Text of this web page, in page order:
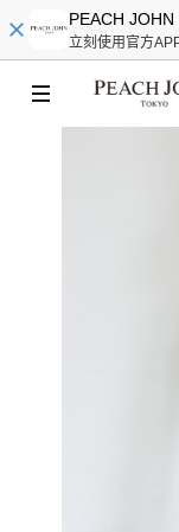
PEACH JOHN
立刻使用官方